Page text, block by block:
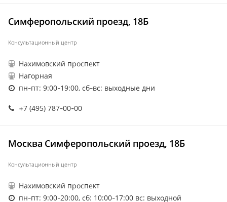
Симферопольский проезд, 18Б
Консультационный центр
Нахимовский проспект
Нагорная
пн-пт: 9:00-19:00, сб-вс: выходные дни
+7 (495) 787-00-00
Москва Симферопольский проезд, 18Б
Консультационный центр
Нахимовский проспект
пн-пт: 9:00-20:00, сб: 10:00-17:00 вс: выходной